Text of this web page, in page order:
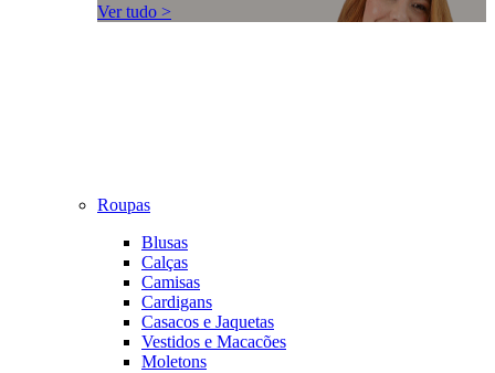
Ver tudo >
Roupas
Blusas
Calças
Camisas
Cardigans
Casacos e Jaquetas
Vestidos e Macacões
Moletons